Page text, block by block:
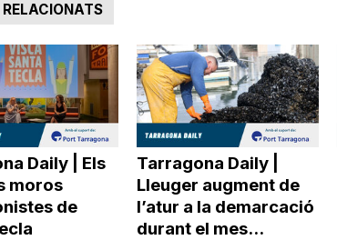
Daily | Els
moros
de
Tarragona Daily |
Lleuger augment de
l’atur a la demarcació
durant el mes...